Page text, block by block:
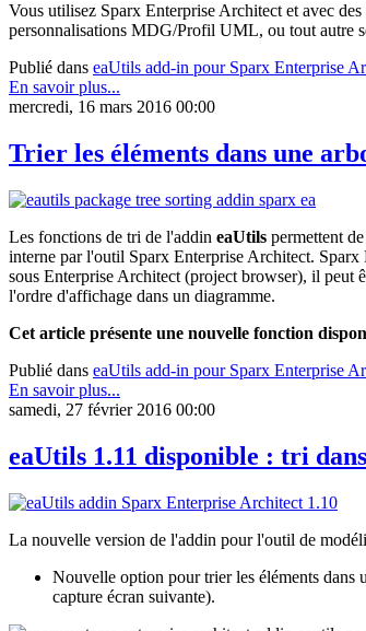
Vous utilisez Sparx Enterprise Architect et avec
personnalisations MDG/Profil UML, ou tout autre
Publié dans eaUtils add-in pour Sparx Enterprise
En savoir plus...
mercredi, 16 mars 2016 00:00
Trier les éléments dans une
Les fonctions de tri de l'addin eaUtils permettent
interne par l'outil Sparx Enterprise Architect. Sparx
sous Enterprise Architect (project browser), il peut
l'ordre d'affichage dans un diagramme.
Cet article présente une nouvelle fonction
Publié dans eaUtils add-in pour Sparx Enterprise
En savoir plus...
samedi, 27 février 2016 00:00
eaUtils 1.11 disponible : tri
La nouvelle version de l'addin pour l'outil de
Nouvelle option pour trier les éléments dans
capture écran suivante).